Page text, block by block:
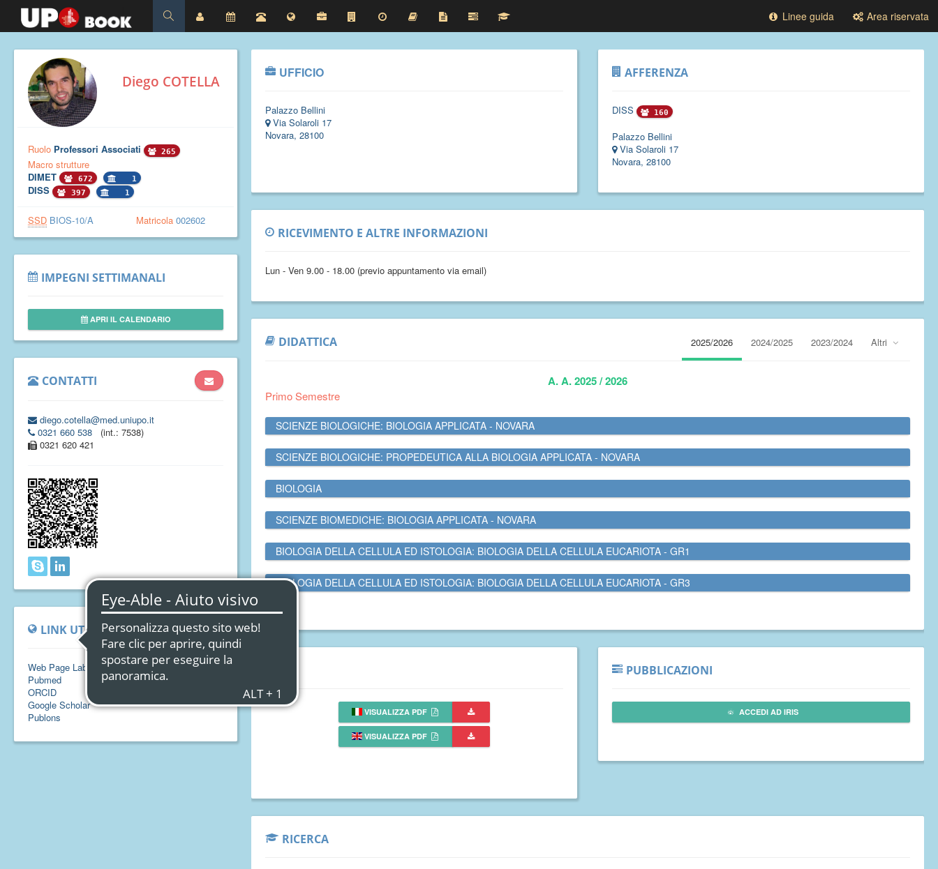
Linee guida Area riservata
Diego COTELLA
Ruolo Professori Associati 265
Macro strutture
DIMET
672 1
DISS 397 1
SSD BIOS-10/A Matricola 002602
IMPEGNI SETTIMANALI
APRI IL CALENDARIO
CONTATTI
diego.cotella@med.uniupo.it
0321 660 538
(int.: 7538)
0321 620 421
LINK UTILI
Web Page Laboratorio
Pubmed
ORCID
Google Scholar
Publons
UFFICIO
Palazzo Bellini
Via Solaroli 17
Novara, 28100
AFFERENZA
DISS 160
Palazzo Bellini
Via Solaroli 17
Novara, 28100
RICEVIMENTO E ALTRE INFORMAZIONI
Lun - Ven 9.00 - 18.00 (previo appuntamento via email)
DIDATTICA 2025/2026 2024/2025 2023/2024 Altri
A. A. 2025 / 2026
Primo Semestre
SCIENZE BIOLOGICHE: BIOLOGIA APPLICATA - NOVARA
SCIENZE BIOLOGICHE: PROPEDEUTICA ALLA BIOLOGIA APPLICATA - NOVARA
BIOLOGIA
SCIENZE BIOMEDICHE: BIOLOGIA APPLICATA - NOVARA
BIOLOGIA DELLA CELLULA ED ISTOLOGIA: BIOLOGIA DELLA CELLULA EUCARIOTA - GR1
BIOLOGIA DELLA CELLULA ED ISTOLOGIA: BIOLOGIA DELLA CELLULA EUCARIOTA - GR3
VISUALIZZA PDF
VISUALIZZA PDF
PUBBLICAZIONI
ACCEDI AD IRIS
RICERCA